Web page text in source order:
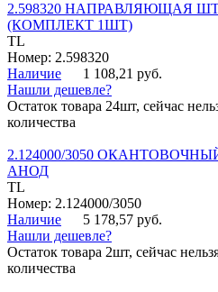
2.598320 НАПРАВЛЯЮЩАЯ
(КОМПЛЕКТ 1ШТ)
TL
Номер: 2.598320
Наличие
1 108,21 руб.
Нашли дешевле?
Остаток товара 24шт, сейчас
количества
2.124000/3050
АНОД
TL
Номер: 2.124000/3050
Наличие
5 178,57 руб.
Нашли дешевле?
Остаток товара 2шт, сейчас
количества